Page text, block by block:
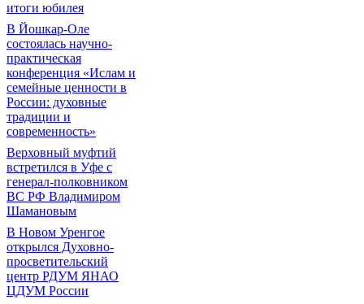
итоги юбилея
В Йошкар-Оле
состоялась научно-
практическая
конференция «Ислам и
семейные ценности в
России: духовные
традиции и
современность»
Верховный муфтий
встретился в Уфе с
генерал-полковником
ВС РФ Владимиром
Шамановым
В Новом Уренгое
открылся Духовно-
просветительский
центр РДУМ ЯНАО
ЦДУМ России